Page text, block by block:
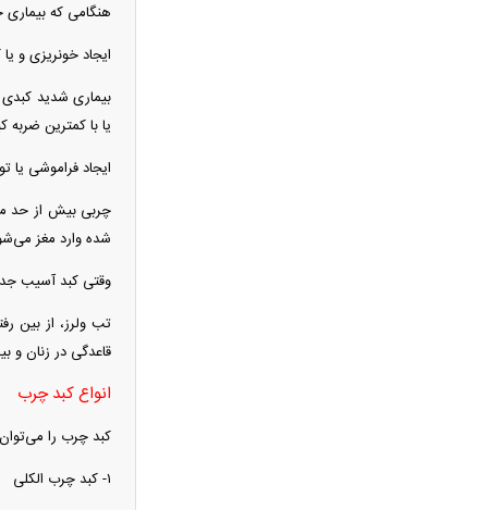
هنگامی که بیماری
ایجاد خونریزی و
بیماری شدید
یا با کمترین ضربه
ایجاد فراموشی
چربی بیش از حد
شده وارد مغز
وقتی کبد آسیب
تب ولرز، از
قاعدگی در زنان
انواع کبد چرب
کبد چرب را می‌توان به ۳ دسته
۱- کبد چرب الکلی